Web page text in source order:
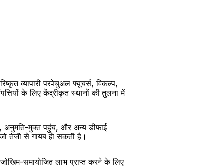
व्यापारी परपेचुअल फ्यूचर्स, विकल्प,
के लिए केंद्रीकृत स्थानों की तुलना में
अनुमति-मुक्त पहुंच, और अन्य डीफाई
तेजी से गायब हो सकती है।
समायोजित लाभ प्राप्त करने के लिए